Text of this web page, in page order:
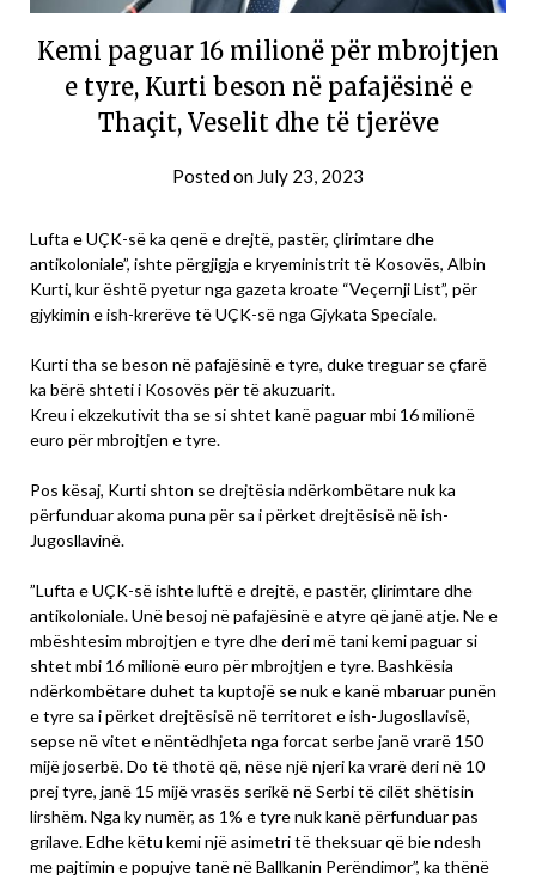
Kemi paguar 16 milionë për mbrojtjen
e tyre, Kurti beson në pafajësinë e
Thaçit, Veselit dhe të tjerëve
Posted on July 23, 2023
Lufta e UÇK-së ka qenë e drejtë, pastër, çlirimtare dhe
antikoloniale”, ishte përgjigja e kryeministrit të Kosovës, Albin
Kurti, kur është pyetur nga gazeta kroate “Veçernji List”, për
gjykimin e ish-krerëve të UÇK-së nga Gjykata Speciale.
Kurti tha se beson në pafajësinë e tyre, duke treguar se çfarë
ka bërë shteti i Kosovës për të akuzuarit.
Kreu i ekzekutivit tha se si shtet kanë paguar mbi 16 milionë
euro për mbrojtjen e tyre.
Pos kësaj, Kurti shton se drejtësia ndërkombëtare nuk ka
përfunduar akoma puna për sa i përket drejtësisë në ish-
Jugosllavinë.
”Lufta e UÇK-së ishte luftë e drejtë, e pastër, çlirimtare dhe
antikoloniale. Unë besoj në pafajësinë e atyre që janë atje. Ne e
mbështesim mbrojtjen e tyre dhe deri më tani kemi paguar si
shtet mbi 16 milionë euro për mbrojtjen e tyre. Bashkësia
ndërkombëtare duhet ta kuptojë se nuk e kanë mbaruar punën
e tyre sa i përket drejtësisë në territoret e ish-Jugosllavisë,
sepse në vitet e nëntëdhjeta nga forcat serbe janë vrarë 150
mijë joserbë. Do të thotë që, nëse një njeri ka vrarë deri në 10
prej tyre, janë 15 mijë vrasës serikë në Serbi të cilët shëtisin
lirshëm. Nga ky numër, as 1% e tyre nuk kanë përfunduar pas
grilave. Edhe këtu kemi një asimetri të theksuar që bie ndesh
me pajtimin e popujve tanë në Ballkanin Perëndimor”, ka thënë